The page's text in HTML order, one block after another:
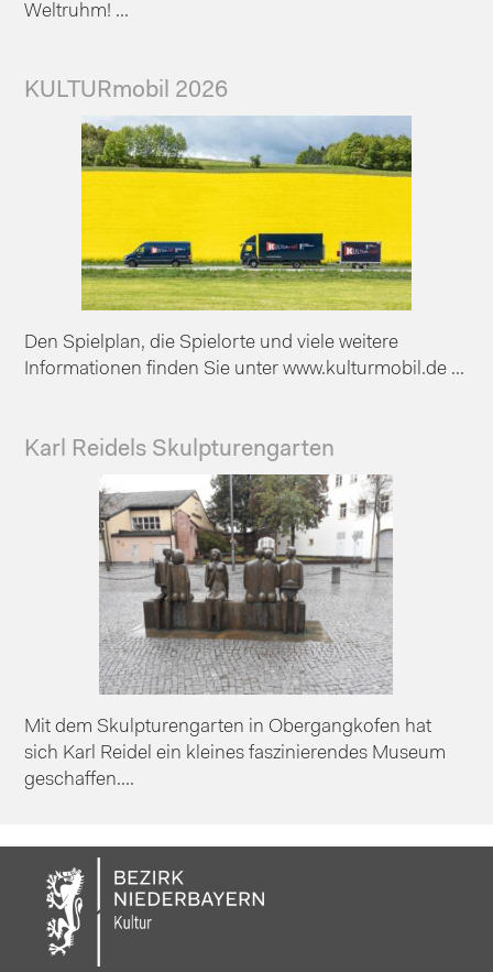
Weltruhm! ...
KULTURmobil 2026
Den Spielplan, die Spielorte und viele weitere
Informationen finden Sie unter www.kulturmobil.de ...
Karl Reidels Skulpturengarten
Mit dem Skulpturengarten in Obergangkofen hat
sich Karl Reidel ein kleines faszinierendes Museum
geschaffen....